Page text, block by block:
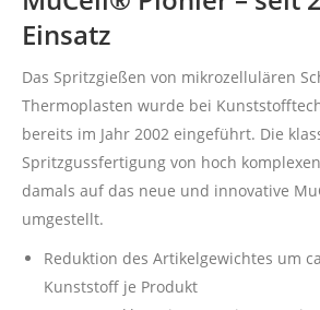
Einsatz
Das Spritzgießen von mikrozellulären
Thermoplasten wurde bei
bereits im Jahr 2002 eingeführt. Die
Spritzgussfertigung von hoch
damals auf das neue und innovative
umgestellt.
Reduktion des Artikelgewichtes um
Kunststoff je Produkt